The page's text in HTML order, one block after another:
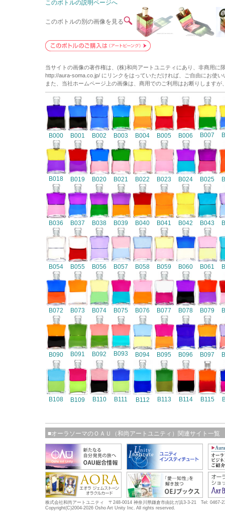
このボトルの説明ページへ
このボトルの別の画像を見る
当サイトの画像の著作権は、(株)和尚アートユニティにあり、非商用
http://aura-soma.co.jp/ にリンクをはっていただければ、ご自由にお使い
また、当社ホームページ上の画像は、商用でのご利用はお断りします
B000 B001 B002 B003 B004 B005 B006 B007
B018 B019 B020 B021 B022 B023 B024 B025
B036 B037 B038 B039 B040 B041 B042 B043
B054 B055 B056 B057 B058 B059 B060 B061
B072 B073 B074 B075 B076 B077 B078 B079
B090 B091 B092 B093 B094 B095 B096 B097
B108 B109 B110 B111 B112 B113 B114 B115
■オーラソーマのＯＡＵ（和尚アートユニティ）関連サイト一覧
株式会社和尚アートユニティ 〒248-0014 神奈川県鎌倉市由比ガ浜3-3-21 Tel: 0467-
Copyright(C)2004-2026 Osho Art Unity Inc. All rights reserved.